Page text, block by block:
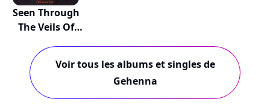
Seen Through
The Veils Of
Voir tous les albums et singles de
Gehenna